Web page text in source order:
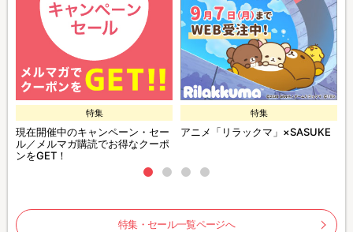
特集
現在開催中のキャンペーン・セー
ル／メルマガ購読でお得なクーポ
ンをGET！
特集
アニメ「リラックマ」×SASUKE
特集・セール一覧ページへ